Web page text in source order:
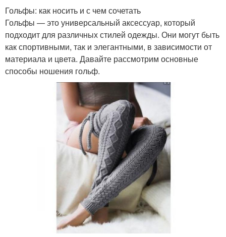
Гольфы: как носить и с чем сочетать
Гольфы — это универсальный аксессуар, который
подходит для различных стилей одежды. Они могут быть
как спортивными, так и элегантными, в зависимости от
материала и цвета. Давайте рассмотрим основные
способы ношения гольф.